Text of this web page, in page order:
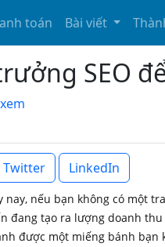
toán Bài viết
SEO
Twitter LinkedIn
nếu bạn không có một
đang tạo ra lượng doanh
được một miếng bánh